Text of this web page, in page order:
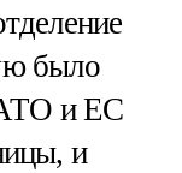
было
и ЕС
и